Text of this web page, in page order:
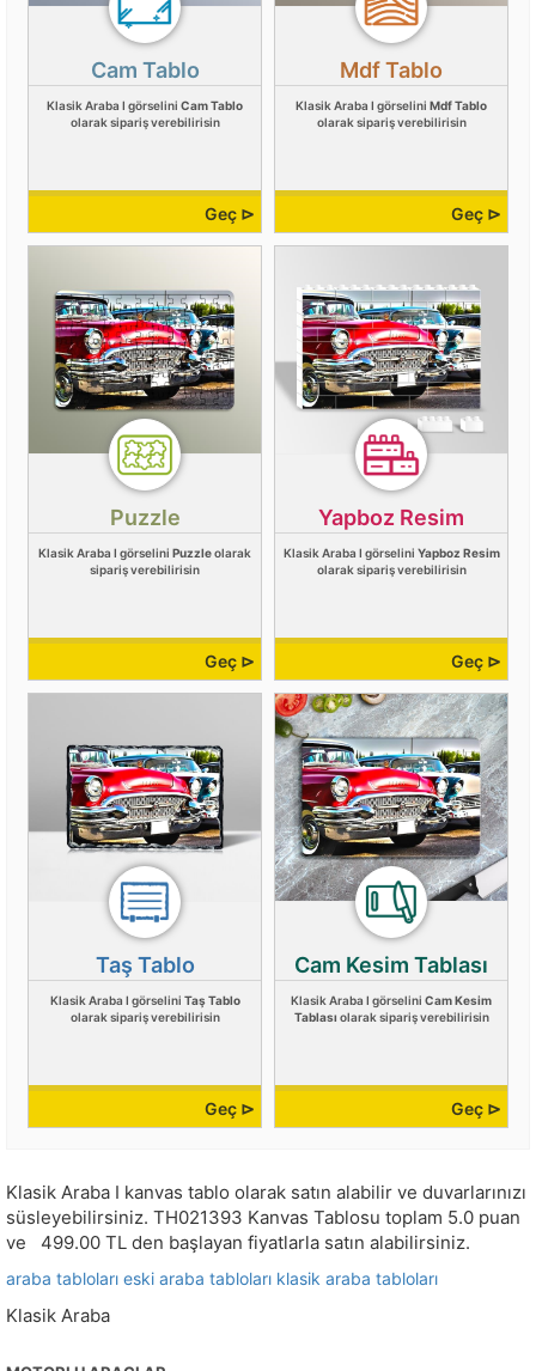
Cam Tablo
Klasik Araba I görselini Cam Tablo
olarak sipariş verebilirisin
Geç ⊳
Mdf Tablo
Klasik Araba I görselini Mdf Tablo
olarak sipariş verebilirisin
Geç ⊳
Puzzle
Klasik Araba I görselini Puzzleolarak
sipariş verebilirisin
Geç ⊳
Yapboz Resim
Klasik Araba I görselini Yapboz Resim
olarak sipariş verebilirisin
Geç ⊳
Taş Tablo
Klasik Araba I görselini Taş Tablo
olarak sipariş verebilirisin
Geç ⊳
Cam Kesim Tablası
Klasik Araba I görselini Cam Kesim
Tablası olarak sipariş verebilirisin
Geç ⊳
Klasik Araba I kanvas tablo olarak satın alabilir ve duvarlarınızı
süsleyebilirsiniz. TH021393 Kanvas Tablosu toplam 5.0 puan
ve
499.00 TL den başlayan fiyatlarla satın alabilirsiniz.
araba tabloları eski araba tabloları klasik araba tabloları
Klasik Araba